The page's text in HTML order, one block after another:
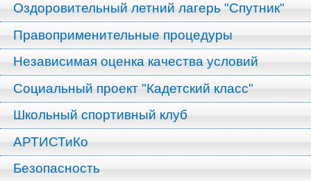
Оздоровительный летний лагерь "Спутник"
Правоприменительные процедуры
Независимая оценка качества условий
Социальный проект "Кадетский класс"
Школьный спортивный клуб
АРТИСТиКо
Безопасность